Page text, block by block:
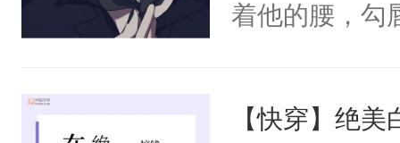
着他的腰，勾
来，给老公
【快穿】绝